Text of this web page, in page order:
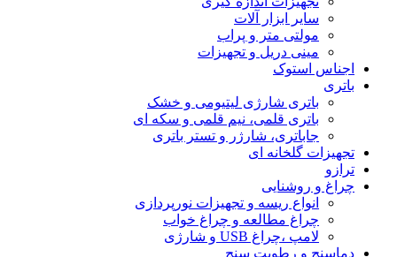
سایر ابزار آلات
مولتی متر و پراب
مینی دریل و تجهیزات
اجناس استوک
باتری
باتری شارژی لیتیومی و خشک
باتری قلمی، نیم قلمی و سکه ای
جاباتری، شارژر و تستر باتری
تجهیزات گلخانه ای
ترازو
چراغ و روشنایی
انواع ریسه و تجهیزات نورپردازی
چراغ مطالعه و چراغ خواب
لامپ ،چراغ USB و شارژی
دماسنج و رطوبت سنج